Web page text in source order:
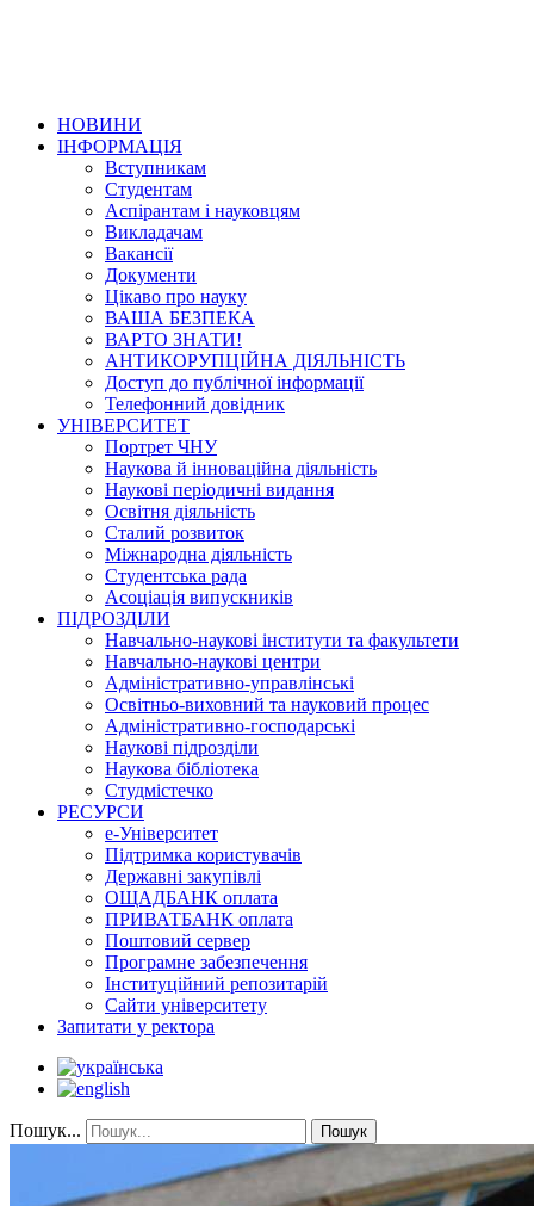
НОВИНИ
ІНФОРМАЦІЯ
Вступникам
Студентам
Аспірантам і науковцям
Викладачам
Вакансії
Документи
Цікаво про науку
ВАША БЕЗПЕКА
ВАРТО ЗНАТИ!
АНТИКОРУПЦІЙНА ДІЯЛЬНІСТЬ
Доступ до публічної інформації
Телефонний довідник
УНІВЕРСИТЕТ
Портрет ЧНУ
Наукова й інноваційна діяльність
Наукові періодичні видання
Освітня діяльність
Сталий розвиток
Міжнародна діяльність
Студентська рада
Асоціація випускників
ПІДРОЗДІЛИ
Навчально-наукові інститути та факультети
Навчально-наукові центри
Адміністративно-управлінські
Освітньо-виховний та науковий процес
Адміністративно-господарські
Наукові підрозділи
Наукова бібліотека
Студмістечко
РЕСУРСИ
е-Університет
Підтримка користувачів
Державні закупівлі
ОЩАДБАНК оплата
ПРИВАТБАНК оплата
Поштовий сервер
Програмне забезпечення
Інституційний репозитарій
Сайти університету
Запитати у ректора
Пошук... Пошук